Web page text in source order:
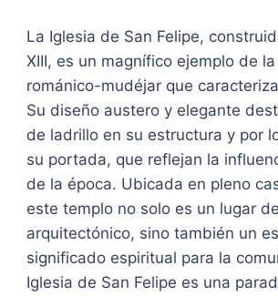
La Iglesia de San Felipe,
XIII, es un magnífico ejemplo de
románico-mudéjar que
Su diseño austero y elegante
de ladrillo en su estructura y por
su portada, que reflejan la
de la época. Ubicada en pleno
este templo no solo es un lugar
arquitectónico, sino también un
significado espiritual para la
Iglesia de San Felipe es una